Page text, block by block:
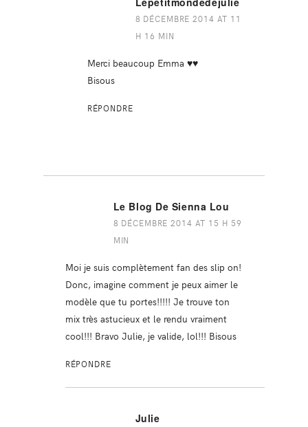
8 DÉCEMBRE 2014 AT 11
H 16 MIN
Merci beaucoup Emma ♥♥
Bisous
RÉPONDRE
Le Blog De Sienna Lou
8 DÉCEMBRE 2014 AT 15 H 59
MIN
Moi je suis complètement fan des slip on!
Donc, imagine comment je peux aimer le
modèle que tu portes!!!!! Je trouve ton
mix très astucieux et le rendu vraiment
cool!!! Bravo Julie, je valide, lol!!! Bisous
RÉPONDRE
Julie